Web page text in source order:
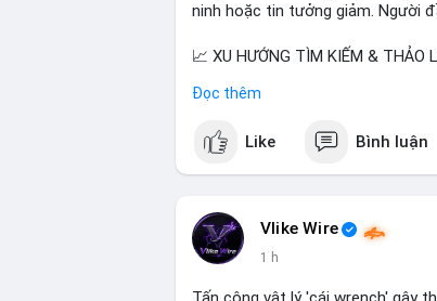
ninh hoặc tin tưởng giảm. Người
📈 XU HƯỚNG TÌM KIẾM &
đề như 'Sắt lở đất' hoặc 'Chết'
các chủ đề như Solana, Taylor
tài như 'Trục lợi' hoặc 'Miền Bắc',
crypto và sự kiện an ninh như
chiến lược giao dịch như lệnh
Đọc thêm
Like Bình luận
Vlike Wire
1 h